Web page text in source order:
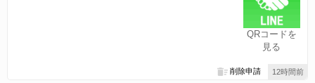
QRコードを
見る
12時間前
削除申請